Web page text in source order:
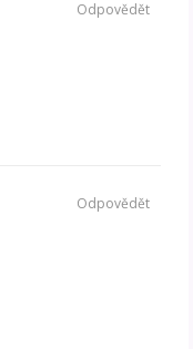
Odpovědět
Odpovědět